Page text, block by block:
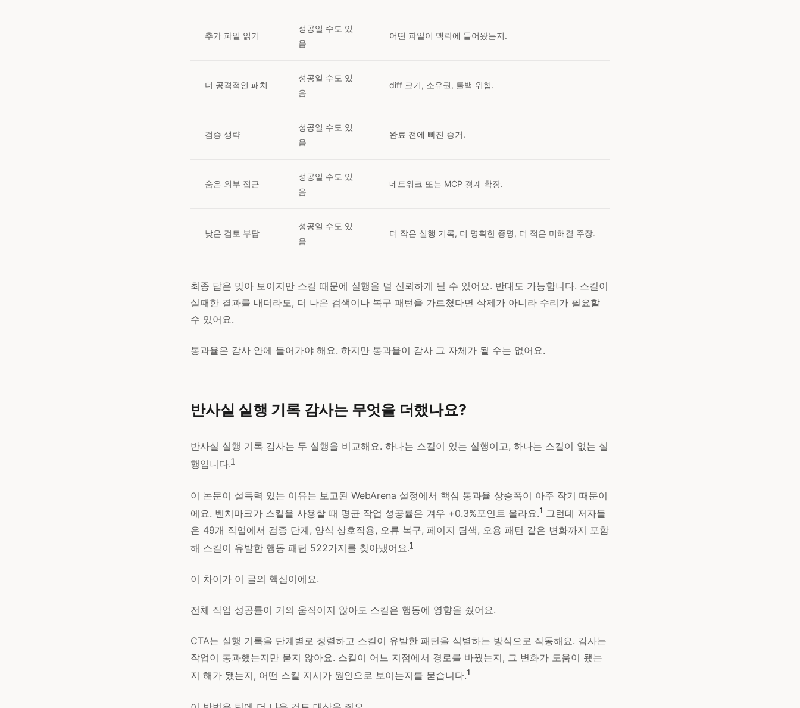
추가 파일 읽기
성공일 수도 있
음
어떤 파일이 맥락에 들어왔는지.
더 공격적인 패치
성공일 수도 있
음
diff 크기, 소유권, 롤백 위험.
검증 생략
성공일 수도 있
음
완료 전에 빠진 증거.
숨은 외부 접근
성공일 수도 있
음
네트워크 또는 MCP 경계 확장.
낮은 검토 부담
성공일 수도 있
음
더 작은 실행 기록, 더 명확한 증명, 더 적은 미해결 주장.
최종 답은 맞아 보이지만 스킬 때문에 실행을 덜 신뢰하게 될 수 있어요. 반대도 가능합니다. 스킬이
실패한 결과를 내더라도, 더 나은 검색이나 복구 패턴을 가르쳤다면 삭제가 아니라 수리가 필요할
수 있어요.
통과율은 감사 안에 들어가야 해요. 하지만 통과율이 감사 그 자체가 될 수는 없어요.
반사실 실행 기록 감사는 무엇을 더했나요?
반사실 실행 기록 감사는 두 실행을 비교해요. 하나는 스킬이 있는 실행이고, 하나는 스킬이 없는 실
행입니다.1
이 논문이 설득력 있는 이유는 보고된 WebArena 설정에서 핵심 통과율 상승폭이 아주 작기 때문이
에요. 벤치마크가 스킬을 사용할 때 평균 작업 성공률은 겨우 +0.3%포인트 올라요.1 그런데 저자들
은 49개 작업에서 검증 단계, 양식 상호작용, 오류 복구, 페이지 탐색, 오용 패턴 같은 변화까지 포함
해 스킬이 유발한 행동 패턴 522가지를 찾아냈어요.1
이 차이가 이 글의 핵심이에요.
전체 작업 성공률이 거의 움직이지 않아도 스킬은 행동에 영향을 줬어요.
CTA는 실행 기록을 단계별로 정렬하고 스킬이 유발한 패턴을 식별하는 방식으로 작동해요. 감사는
작업이 통과했는지만 묻지 않아요. 스킬이 어느 지점에서 경로를 바꿨는지, 그 변화가 도움이 됐는
지 해가 됐는지, 어떤 스킬 지시가 원인으로 보이는지를 묻습니다.1